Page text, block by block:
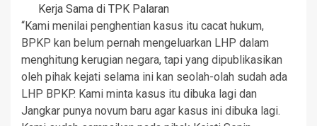
Kerja Sama di TPK Palaran
“Kami menilai penghentian kasus itu cacat hukum,
BPKP kan belum pernah mengeluarkan LHP dalam
menghitung kerugian negara, tapi yang dipublikasikan
oleh pihak kejati selama ini kan seolah-olah sudah ada
LHP BPKP. Kami minta kasus itu dibuka lagi dan
Jangkar punya novum baru agar kasus ini dibuka lagi.